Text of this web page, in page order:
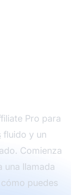
Pro para
fluido y un
Comienza
una llamada
puedes